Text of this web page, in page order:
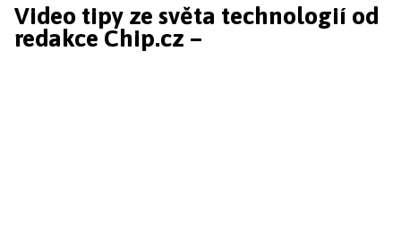
Video tipy ze světa technologií od
redakce Chip.cz –